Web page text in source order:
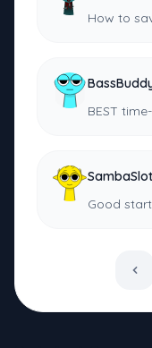
How to
BEST
Good